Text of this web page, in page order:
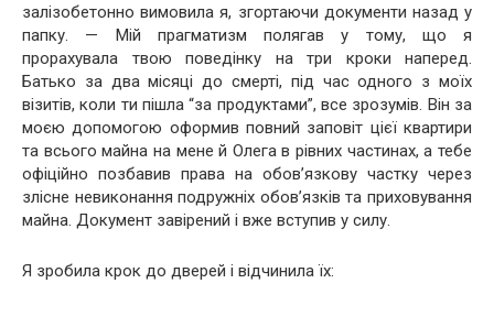
залізобетонно вимовила я, згортаючи документи назад у
папку. — Мій прагматизм полягав у тому, що я
прорахувала твою поведінку на три кроки наперед.
Батько за два місяці до смерті, під час одного з моїх
візитів, коли ти пішла “за продуктами”, все зрозумів. Він за
моєю допомогою оформив повний заповіт цієї квартири
та всього майна на мене й Олега в рівних частинах, а тебе
офіційно позбавив права на обов’язкову частку через
злісне невиконання подружніх обов’язків та приховування
майна. Документ завірений і вже вступив у силу.
Я зробила крок до дверей і відчинила їх: